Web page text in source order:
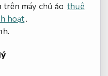
trên máy chủ ảo thuê
hoạt.